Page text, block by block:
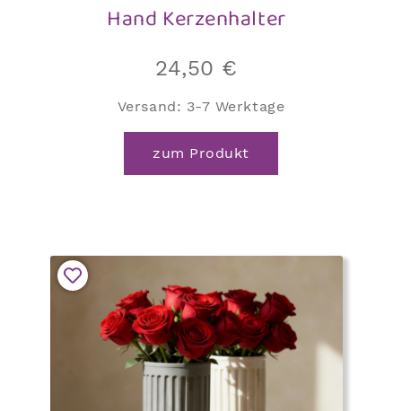
Hand Kerzenhalter
24,50 €
Versand: 3-7 Werktage
zum Produkt